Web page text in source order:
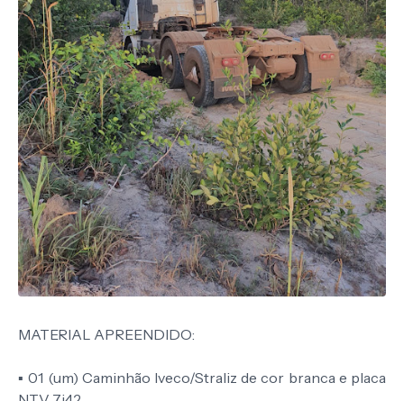
MATERIAL APREENDIDO:
▪️ 01 (um) Caminhão Iveco/Straliz de cor branca e placa